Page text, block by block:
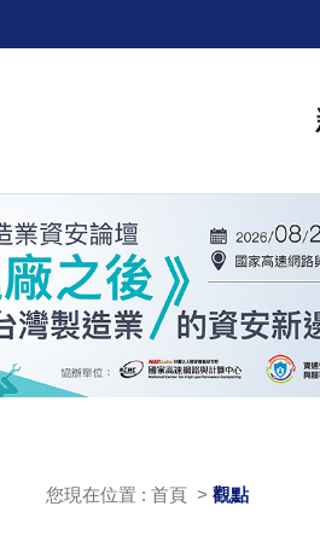
您現在位置 : 首頁 > 觀點